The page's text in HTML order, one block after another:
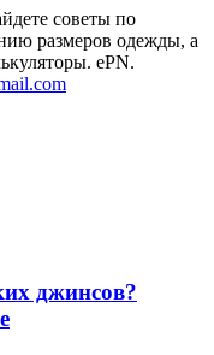
советы по
размеров одежды, а
ePN.
джинсов?